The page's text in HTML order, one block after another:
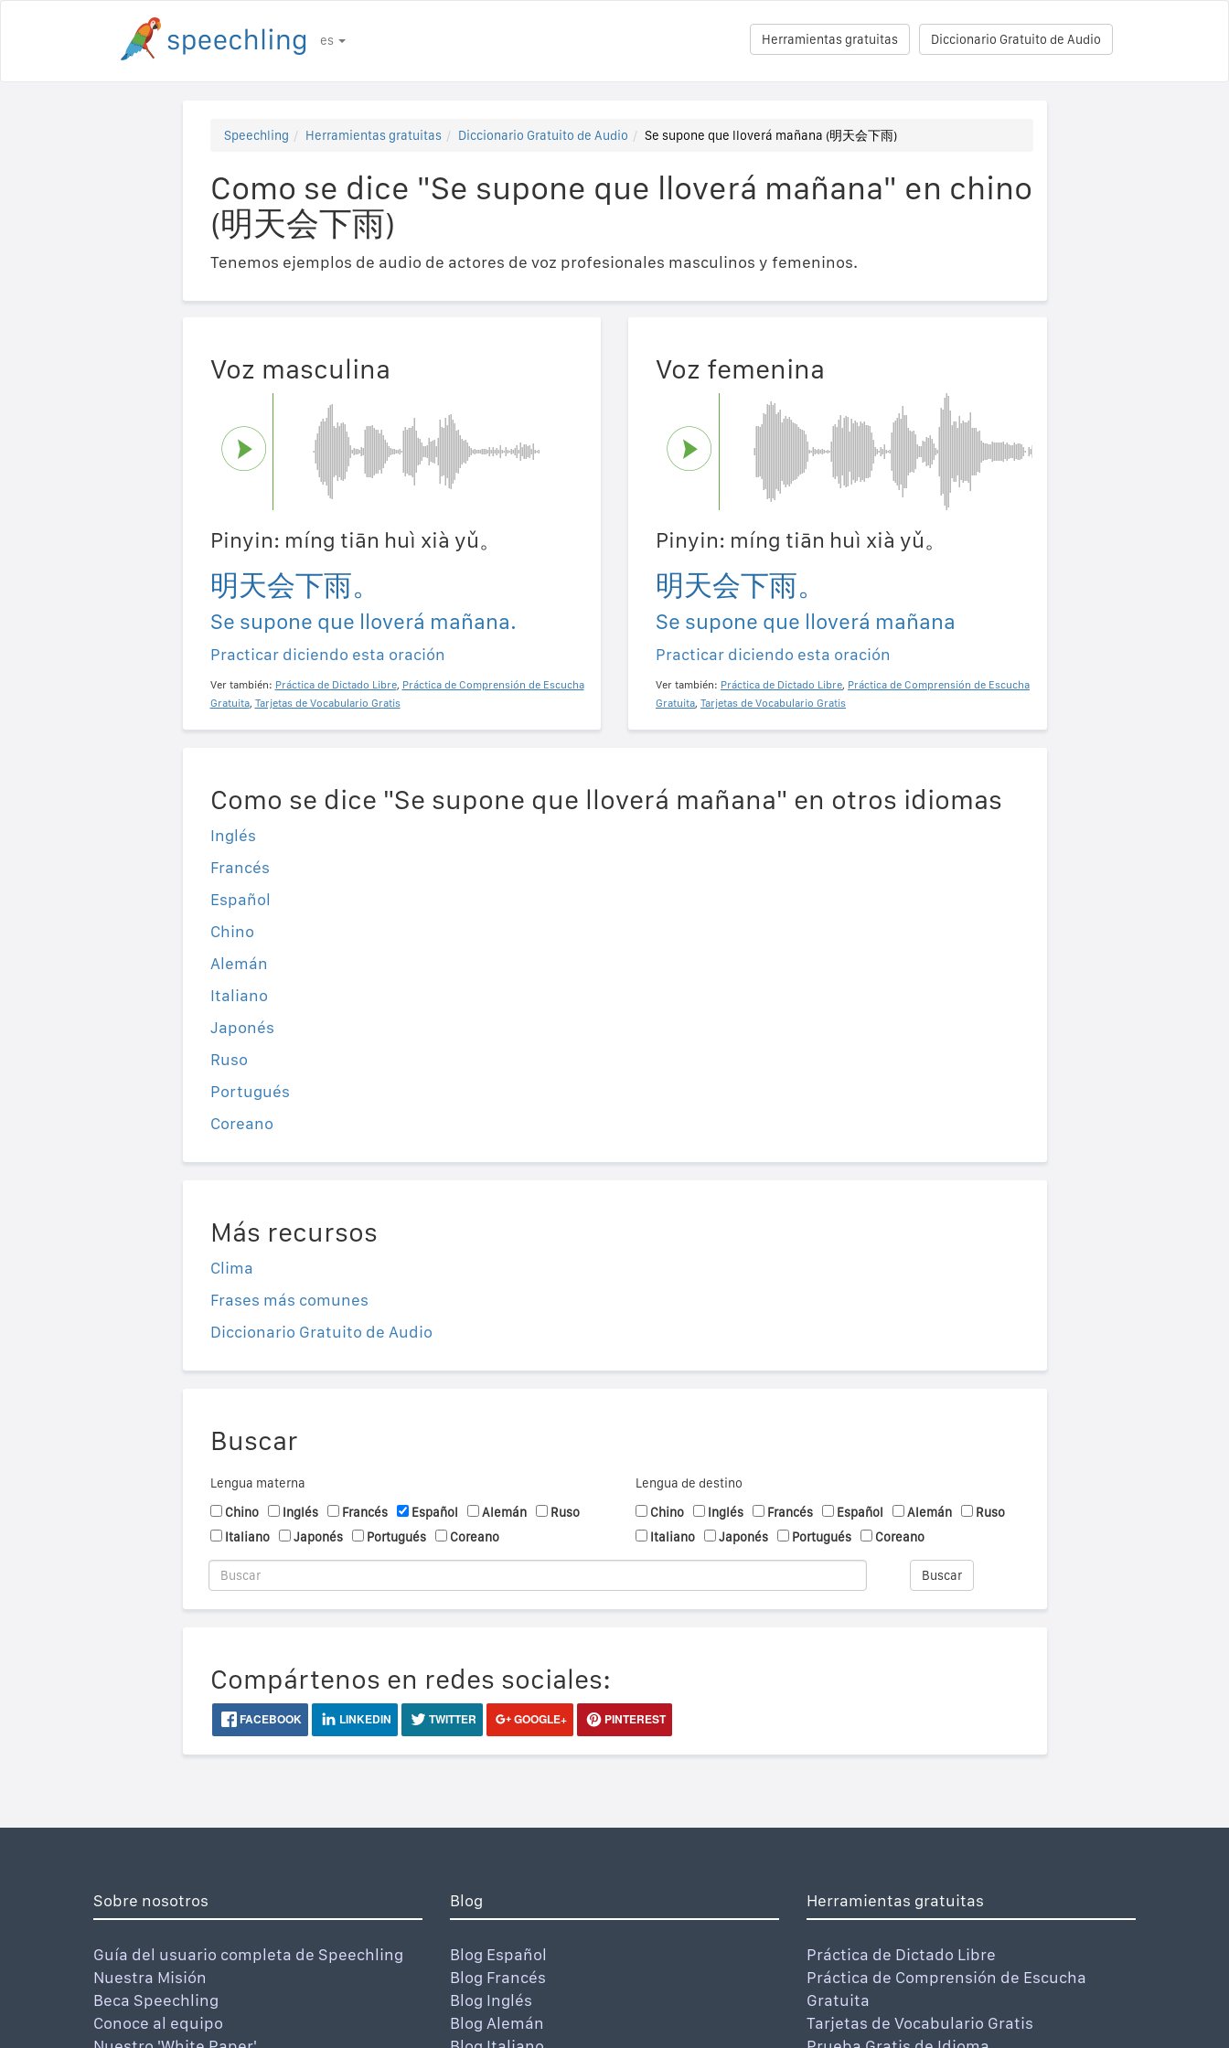
es Diccionario Gratuito de Audio
Herramientas gratuitas
Speechling Herramientas gratuitas Diccionario Gratuito de Audio Se supone que lloverá mañana (明天会下雨)
Como se dice "Se supone que lloverá mañana" en chino
(明天会下雨)
Tenemos ejemplos de audio de actores de voz profesionales masculinos y femeninos.
Voz masculina
Pinyin: míng tiān huì xià yǔ。
明天会下雨。
Se supone que lloverá mañana.
Practicar diciendo esta oración
Ver también: Práctica de Dictado Libre, Práctica de Comprensión de Escucha
Gratuita, Tarjetas de Vocabulario Gratis
Voz femenina
Pinyin: míng tiān huì xià yǔ。
明天会下雨。
Se supone que lloverá mañana
Practicar diciendo esta oración
Ver también: Práctica de Dictado Libre, Práctica de Comprensión de Escucha
Gratuita, Tarjetas de Vocabulario Gratis
Como se dice "Se supone que lloverá mañana" en otros idiomas
Inglés
Francés
Español
Chino
Alemán
Italiano
Japonés
Ruso
Portugués
Coreano
Más recursos
Clima
Frases más comunes
Diccionario Gratuito de Audio
Buscar
Lengua materna
Chino
Inglés Francés Español Alemán
Ruso
Italiano
Japonés Portugués Coreano
Lengua de destino
Chino
Inglés Francés Español Alemán
Ruso
Italiano
Japonés Portugués Coreano
Buscar
Compártenos en redes sociales:
FACEBOOK LINKEDIN TWITTER GOOGLE+ PINTEREST
Sobre nosotros
Guía del usuario completa de Speechling
Nuestra Misión
Beca Speechling
Conoce al equipo
Blog
Blog Español
Blog Francés
Blog Inglés
Blog Alemán
Herramientas gratuitas
Práctica de Dictado Libre
Práctica de Comprensión de Escucha
Gratuita
Tarjetas de Vocabulario Gratis